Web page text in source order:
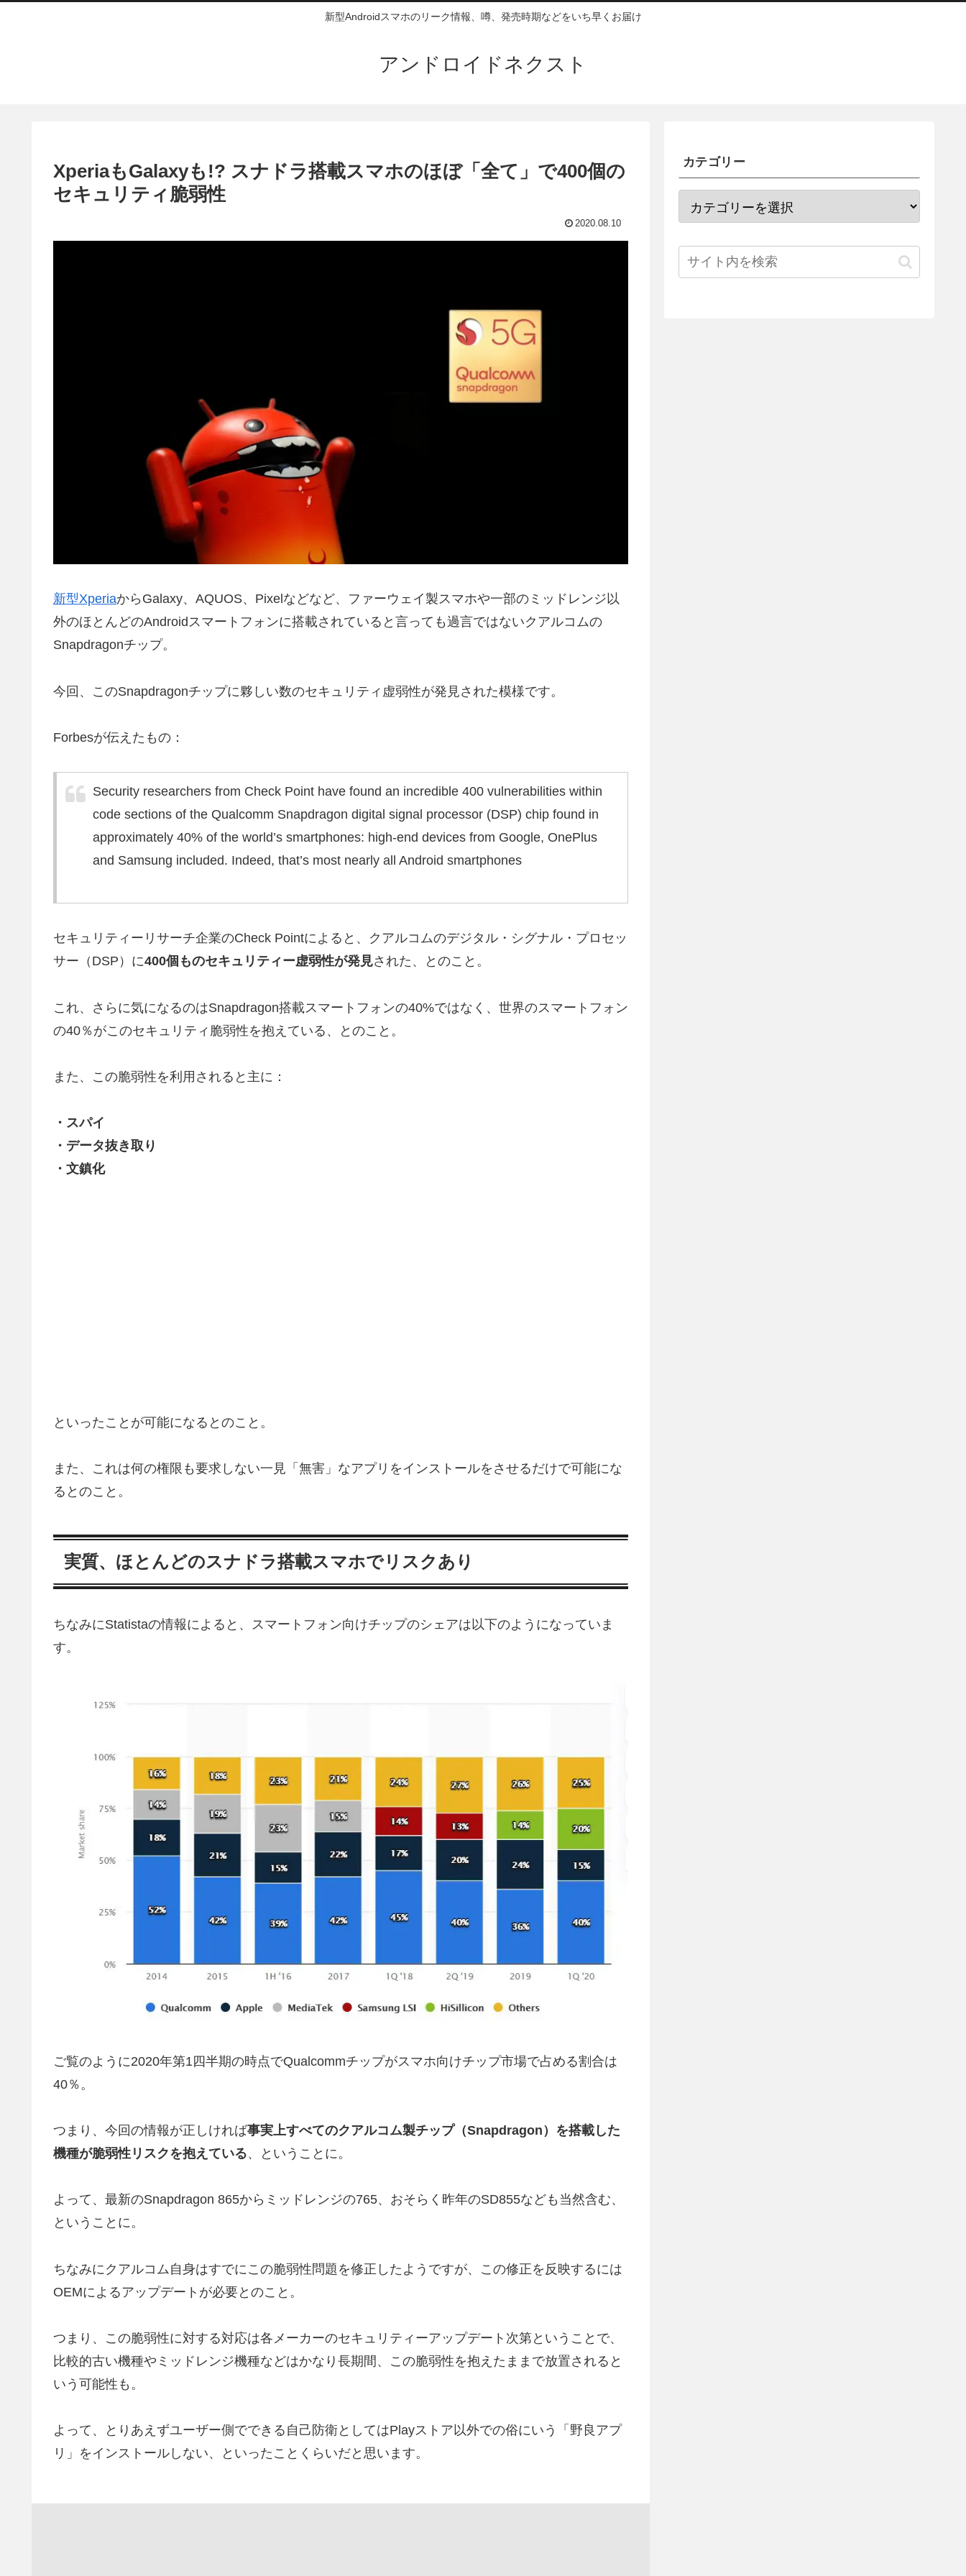
新型Androidスマホのリーク情報、噂、発売時期などをいち早くお届け
アンドロイドネクスト
XperiaもGalaxyも!? スナドラ搭載スマホのほぼ「全て」で400個の
セキュリティ脆弱性
2020.08.10
新型XperiaからGalaxy、AQUOS、Pixelなどなど、ファーウェイ製スマホや一部のミッドレンジ以
外のほとんどのAndroidスマートフォンに搭載されていると言っても過言ではないクアルコムの
Snapdragonチップ。
今回、このSnapdragonチップに夥しい数のセキュリティ虚弱性が発見された模様です。
Forbesが伝えたもの：
Security researchers from Check Point have found an incredible 400 vulnerabilities within
code sections of the Qualcomm Snapdragon digital signal processor (DSP) chip found in
approximately 40% of the world’s smartphones: high-end devices from Google, OnePlus
and Samsung included. Indeed, that’s most nearly all Android smartphones
セキュリティーリサーチ企業のCheck Pointによると、クアルコムのデジタル・シグナル・プロセッ
サー（DSP）に400個ものセキュリティー虚弱性が発見された、とのこと。
これ、さらに気になるのはSnapdragon搭載スマートフォンの40%ではなく、世界のスマートフォン
の40％がこのセキュリティ脆弱性を抱えている、とのこと。
また、この脆弱性を利用されると主に：
・スパイ
・データ抜き取り
・文鎮化
といったことが可能になるとのこと。
また、これは何の権限も要求しない一見「無害」なアプリをインストールをさせるだけで可能にな
るとのこと。
実質、ほとんどのスナドラ搭載スマホでリスクあり
ちなみにStatistaの情報によると、スマートフォン向けチップのシェアは以下のようになっていま
す。
ご覧のように2020年第1四半期の時点でQualcommチップがスマホ向けチップ市場で占める割合は
40％。
つまり、今回の情報が正しければ事実上すべてのクアルコム製チップ（Snapdragon）を搭載した
機種が脆弱性リスクを抱えている、ということに。
よって、最新のSnapdragon 865からミッドレンジの765、おそらく昨年のSD855なども当然含む、
ということに。
ちなみにクアルコム自身はすでにこの脆弱性問題を修正したようですが、この修正を反映するには
OEMによるアップデートが必要とのこと。
つまり、この脆弱性に対する対応は各メーカーのセキュリティーアップデート次第ということで、
比較的古い機種やミッドレンジ機種などはかなり長期間、この脆弱性を抱えたままで放置されると
いう可能性も。
よって、とりあえずユーザー側でできる自己防衛としてはPlayストア以外での俗にいう「野良アプ
リ」をインストールしない、といったことくらいだと思います。
カテゴリー